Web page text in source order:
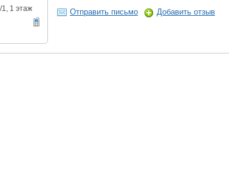
1, 1 этаж
Отправить письмо
Добавить отзыв